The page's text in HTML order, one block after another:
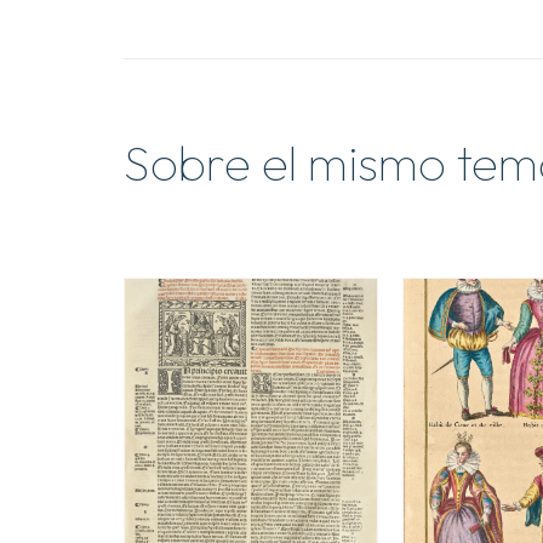
Sobre el mismo